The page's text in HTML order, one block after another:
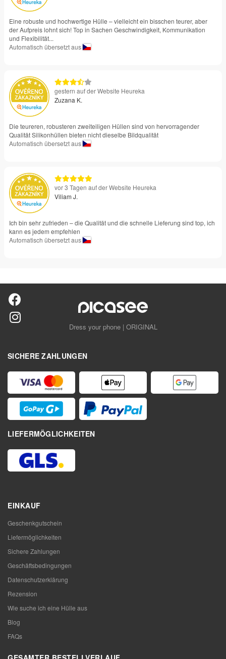
Eine robuste und hochwertige Hülle – vielleicht ein bisschen teurer, aber
der Aufpreis lohnt sich! Top in Sachen Geschwindigkeit, Kommunikation
und Flexibilität...
Automatisch übersetzt aus
gestern auf der Website Heureka
Zuzana K.
Die teureren, robusteren zweiteiligen Hüllen sind von hervorragender
Qualität Silikonhüllen bieten nicht dieselbe Bildqualität
Automatisch übersetzt aus
vor 3 Tagen auf der Website Heureka
Viliam J.
Ich bin sehr zufrieden – die Qualität und die schnelle Lieferung sind top, ich
kann es jedem empfehlen
Automatisch übersetzt aus
Dress your phone | ORIGINAL
SICHERE ZAHLUNGEN
LIEFERMÖGLICHKEITEN
EINKAUF
Geschenkgutschein
Liefermöglichkeiten
Sichere Zahlungen
Geschäftsbedingungen
Datenschutzerklärung
Rezension
Wie suche ich eine Hülle aus
Blog
FAQs